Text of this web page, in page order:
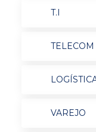
T.I
TELECOM
VAREJO